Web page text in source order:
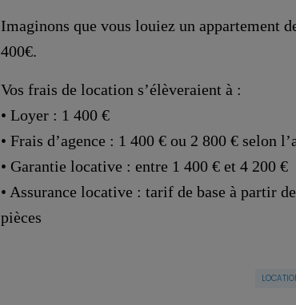
Imaginons que vous louiez un appartement
400€.
Vos frais de location s’élèveraient à :
• Loyer : 1 400 €
• Frais d’agence : 1 400 € ou 2 800 € selon
• Garantie locative : entre 1 400 € et 4 200 €
• Assurance locative : tarif de base à partir
pièces